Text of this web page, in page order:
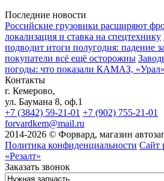
Последние новости
Российские грузовики расширяют
локализация и ставка на спецтехнику
подводит итоги полугодия: падение
покупатели всё ещё осторожны
погоды: что показали КАМАЗ,
Контакты
г. Кемерово,
ул. Баумана 8, оф.1
+7 (3842) 59-21-01 +7 (902) 755-21-01
forvardkem@mail.ru
2014-2026 © Форвард, магазин
Политика конфиденциальности Сайт
«Резалт»
Заказать звонок